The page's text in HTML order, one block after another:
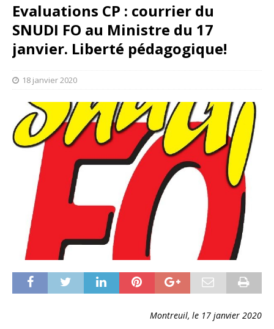
Evaluations CP : courrier du
SNUDI FO au Ministre du 17
janvier. Liberté pédagogique!
18 janvier 2020
Montreuil, le 17 janvier 2020